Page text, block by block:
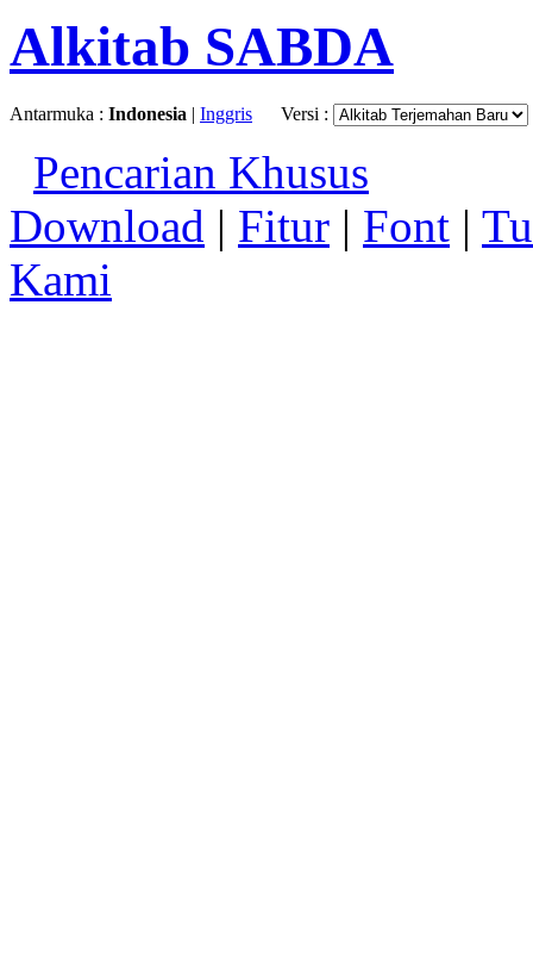
Alkitab SABDA
Antarmuka : Indonesia | Inggris Versi :
Pencarian Khusus
Download | Fitur | Font |
Kami